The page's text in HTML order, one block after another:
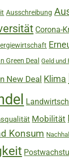
Ausschreibung
Corona-
Green Deal Geld und
New Deal Klima
Mobilität
Konsum